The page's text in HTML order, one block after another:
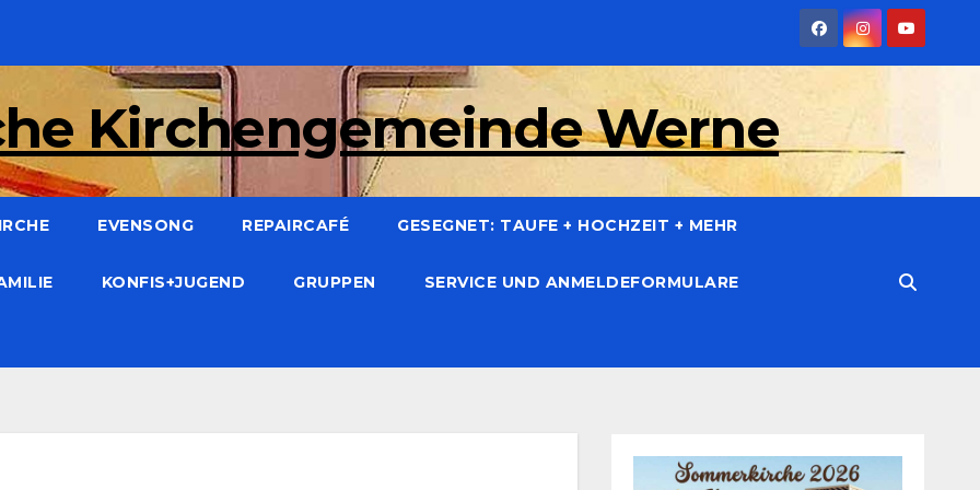
Kirchengemeinde Werne
EVENSONG REPAIRCAFÉ GESEGNET: TAUFE + HOCHZEIT + MEHR
KONFIS+JUGEND GRUPPEN SERVICE UND ANMELDEFORMULARE